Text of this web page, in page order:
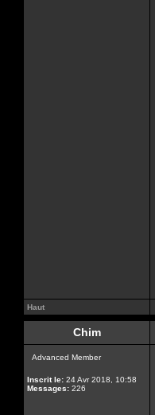
Haut
Chim
Advanced Member
Inscrit le: 24 Avr 2018, 10:58
Messages: 226